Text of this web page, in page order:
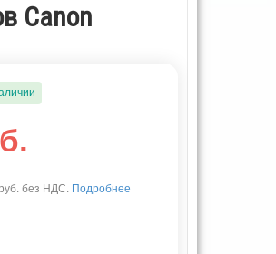
Canon
без НДС. Подробнее